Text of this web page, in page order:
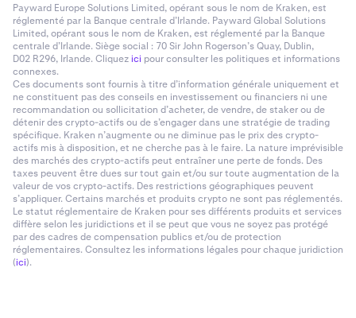
Payward Europe Solutions Limited, opérant sous le nom de Kraken, est
réglementé par la Banque centrale d’Irlande. Payward Global Solutions
Limited, opérant sous le nom de Kraken, est réglementé par la Banque
centrale d’Irlande. Siège social : 70 Sir John Rogerson’s Quay, Dublin,
D02 R296, Irlande. Cliquezici pour consulter les politiques et informations
connexes.
Ces documents sont fournis à titre d’information générale uniquement et
ne constituent pas des conseils en investissement ou financiers ni une
recommandation ou sollicitation d’acheter, de vendre, de staker ou de
détenir des crypto-actifs ou de s’engager dans une stratégie de trading
spécifique. Kraken n’augmente ou ne diminue pas le prix des crypto-
actifs mis à disposition, et ne cherche pas à le faire. La nature imprévisible
des marchés des crypto-actifs peut entraîner une perte de fonds. Des
taxes peuvent être dues sur tout gain et/ou sur toute augmentation de la
valeur de vos crypto-actifs. Des restrictions géographiques peuvent
s’appliquer. Certains marchés et produits crypto ne sont pas réglementés.
Le statut réglementaire de Kraken pour ses différents produits et services
diffère selon les juridictions et il se peut que vous ne soyez pas protégé
par des cadres de compensation publics et/ou de protection
réglementaires. Consultez les informations légales pour chaque juridiction
(ici).